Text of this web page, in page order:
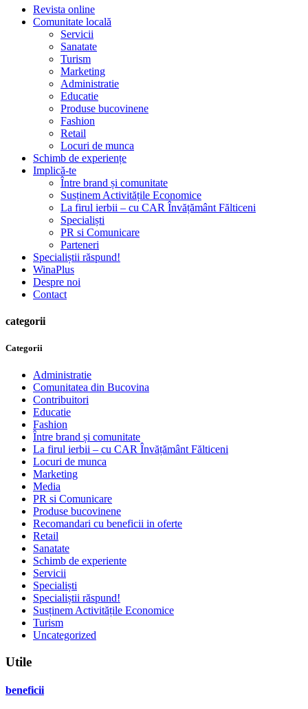
Revista online
Comunitate locală
Servicii
Sanatate
Turism
Marketing
Administratie
Educatie
Produse bucovinene
Fashion
Retail
Locuri de munca
Schimb de experiențe
Implică-te
Între brand și comunitate
Susținem Activitățile Economice
La firul ierbii – cu CAR Învățământ Fălticeni
Specialiști
PR si Comunicare
Parteneri
Specialiștii răspund!
WinaPlus
Despre noi
Contact
categorii
Categorii
Administratie
Comunitatea din Bucovina
Contribuitori
Educatie
Fashion
Între brand și comunitate
La firul ierbii – cu CAR Învățământ Fălticeni
Locuri de munca
Marketing
Media
PR si Comunicare
Produse bucovinene
Recomandari cu beneficii in oferte
Retail
Sanatate
Schimb de experiente
Servicii
Specialiști
Specialiștii răspund!
Susținem Activitățile Economice
Turism
Uncategorized
Utile
beneficii